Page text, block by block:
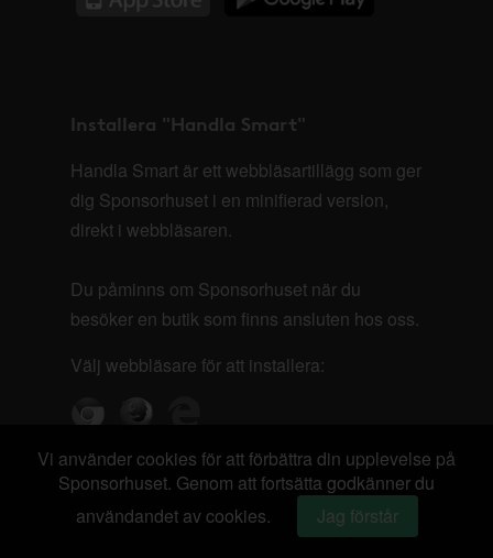
Installera "Handla Smart"
Handla Smart är ett webbläsartillägg som ger
dig Sponsorhuset i en minifierad version,
direkt i webbläsaren.
Du påminns om Sponsorhuset när du
besöker en butik som finns ansluten hos oss.
Välj webbläsare för att installera:
Vi använder cookies för att förbättra din upplevelse på
Sponsorhuset. Genom att fortsätta godkänner du
användandet av cookies.
Jag förstår